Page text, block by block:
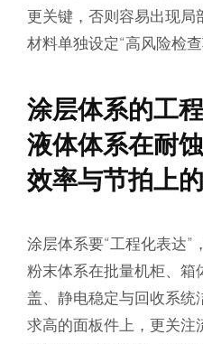
更关键，否则容易出现
材料单独设定“高风险检查
涂层体系的工
液体体系在耐
效率与节拍上
涂层体系要“工程化表达”
粉末体系在批量机柜、
盖、静电稳定与回收系
求高的面板件上，更关